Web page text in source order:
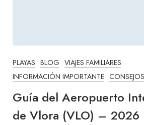
PLAYAS BLOG VIAJES FAMILIARES
INFORMACIÓN IMPORTANTE
Guía del Aeropuerto
de Vlora (VLO) – 2026